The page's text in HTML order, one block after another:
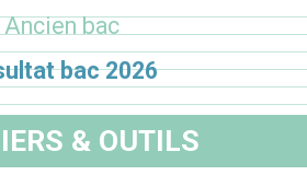
Ancien bac
bac 2026
& OUTILS